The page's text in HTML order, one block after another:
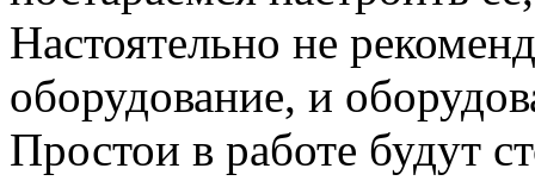
Настоятельно не
оборудование, и
Простои в работе будут